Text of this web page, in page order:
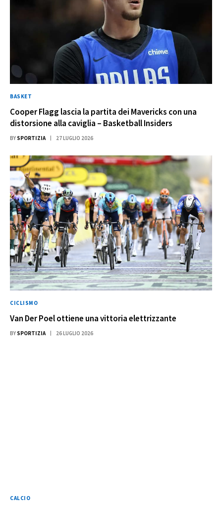
BASKET
Cooper Flagg lascia la partita dei Mavericks con una
distorsione alla caviglia – Basketball Insiders
BY SPORTIZIA 27 LUGLIO 2026
CICLISMO
Van Der Poel ottiene una vittoria elettrizzante
BY SPORTIZIA 26 LUGLIO 2026
CALCIO